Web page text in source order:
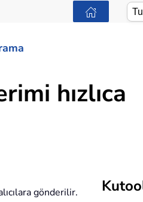
hızlıca
gönderilir.